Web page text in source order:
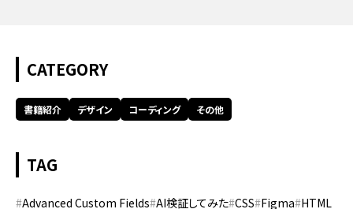
CATEGORY
書籍紹介 デザイン コーディング その他
TAG
Advanced Custom Fields AI検証してみた CSS Figma HTML